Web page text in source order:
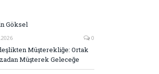
Göksel
0
Müşterekliğe: Ortak
Müşterek Geleceğe